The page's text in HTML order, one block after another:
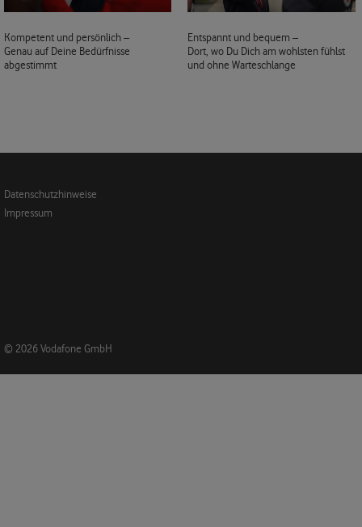
Kompetent und persönlich –
Genau auf Deine Bedürfnisse
abgestimmt
Entspannt und bequem –
Dort, wo Du Dich am wohlsten fühlst
und ohne Warteschlange
Datenschutzhinweise
Impressum
© 2026 Vodafone GmbH